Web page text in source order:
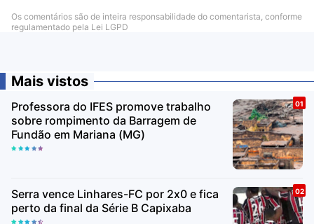
Os comentários são de inteira responsabilidade do comentarista, conforme
regulamentado pela Lei LGPD
Mais vistos
Professora do IFES promove trabalho
sobre rompimento da Barragem de
Fundão em Mariana (MG)
Serra vence Linhares-FC por 2x0 e fica
perto da final da Série B Capixaba